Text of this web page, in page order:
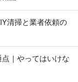
清掃と業者依頼の
｜やってはいけな